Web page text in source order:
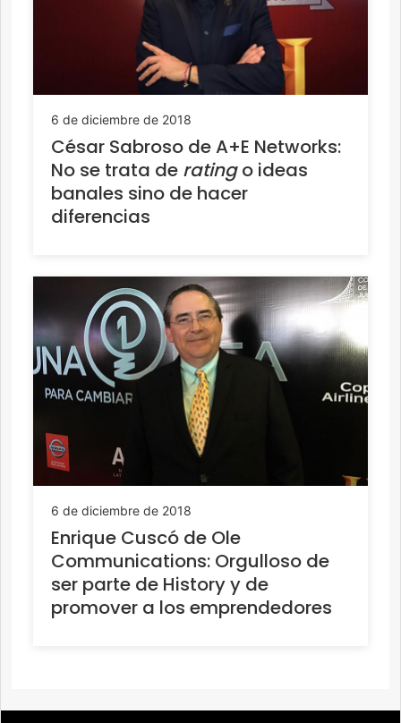
6 de diciembre de 2018
César Sabroso de A+E Networks:
No se trata de ratingo ideas
banales sino de hacer
diferencias
6 de diciembre de 2018
Enrique Cuscó de Ole
Communications: Orgulloso de
ser parte de History y de
promover a los emprendedores